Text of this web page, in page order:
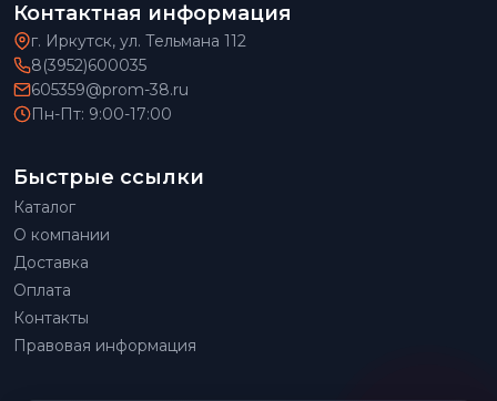
Контактная информация
г. Иркутск, ул. Тельмана 112
8(3952)600035
605359@prom-38.ru
Пн-Пт: 9:00-17:00
Быстрые ссылки
Каталог
О компании
Доставка
Оплата
Контакты
Правовая информация